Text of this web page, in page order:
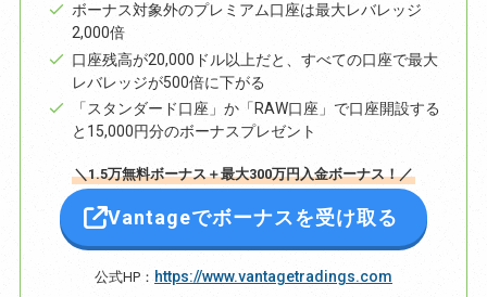
ボーナス対象外のプレミアム口座は最大レバレッジ
2,000倍
口座残高が20,000ドル以上だと、すべての口座で最大
レバレッジが500倍に下がる
「スタンダード口座」か「RAW口座」で口座開設する
と15,000円分のボーナスプレゼント
＼1.5万無料ボーナス＋最大300万円入金ボーナス！／
Vantageでボーナスを受け取る
公式HP： https://www.vantagetradings.com